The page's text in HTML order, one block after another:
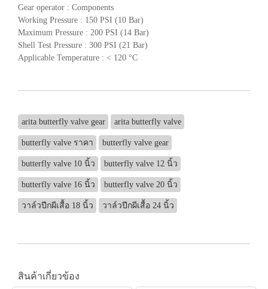
Gear operator : Components
Working Pressure : 150 PSI (10 Bar)
Maximum Pressure : 200 PSI (14 Bar)
Shell Test Pressure : 300 PSI (21 Bar)
Applicable Temperature : < 120 °C
arita butterfly valve gear arita butterfly valve
butterfly valve ราคา butterfly valve gear
butterfly valve 10 นิ้ว butterfly valve 12 นิ้ว
butterfly valve 16 นิ้ว butterfly valve 20 นิ้ว
วาล์วปีกผีเสื้อ 18 นิ้ว วาล์วปีกผีเสื้อ 24 นิ้ว
สินค้าเกี่ยวข้อง